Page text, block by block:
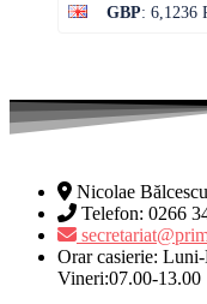
GBP: 6,1236
Nicolae
Telefon: 0266
Orar casierie:
Vineri:07.00-13.00